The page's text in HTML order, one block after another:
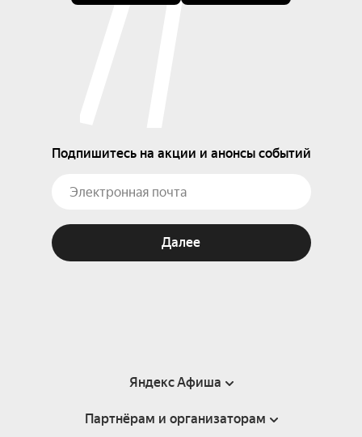
Подпишитесь на акции и анонсы событий
Далее
Яндекс Афиша
Справка
Партнёрам и организаторам